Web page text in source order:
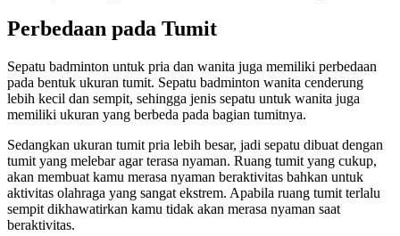
Perbedaan pada Tumit
Sepatu badminton untuk pria dan wanita juga memiliki perbedaan
pada bentuk ukuran tumit. Sepatu badminton wanita cenderung
lebih kecil dan sempit, sehingga jenis sepatu untuk wanita juga
memiliki ukuran yang berbeda pada bagian tumitnya.
Sedangkan ukuran tumit pria lebih besar, jadi sepatu dibuat dengan
tumit yang melebar agar terasa nyaman. Ruang tumit yang cukup,
akan membuat kamu merasa nyaman beraktivitas bahkan untuk
aktivitas olahraga yang sangat ekstrem. Apabila ruang tumit terlalu
sempit dikhawatirkan kamu tidak akan merasa nyaman saat
beraktivitas.